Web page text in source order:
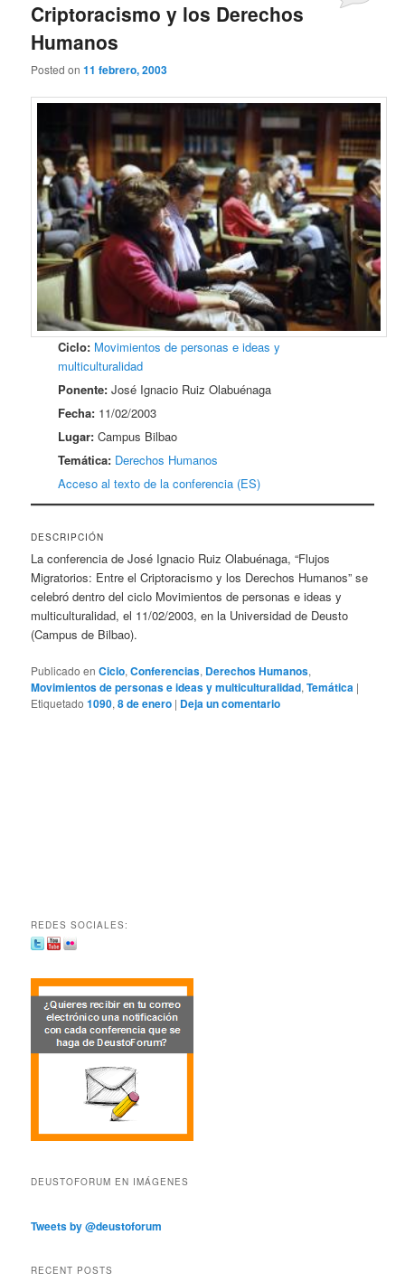
Criptoracismo y los Derechos
Humanos
Posted on11 febrero, 2003
Ciclo: Movimientos de personas e ideas y
multiculturalidad
Ponente: José Ignacio Ruiz Olabuénaga
Fecha: 11/02/2003
Lugar: Campus Bilbao
Temática: Derechos Humanos
Acceso al texto de la conferencia (ES)
DESCRIPCIÓN
La conferencia de José Ignacio Ruiz Olabuénaga, “Flujos
Migratorios: Entre el Criptoracismo y los Derechos Humanos” se
celebró dentro del ciclo Movimientos de personas e ideas y
multiculturalidad, el 11/02/2003, en la Universidad de Deusto
(Campus de Bilbao).
Publicado en Ciclo,Conferencias, Derechos Humanos,
Movimientos de personas e ideas y multiculturalidad,Temática |
Etiquetado 1090,8 de enero | Deja un comentario
REDES SOCIALES:
DEUSTOFORUM EN IMÁGENES
Tweets by @deustoforum
RECENT POSTS